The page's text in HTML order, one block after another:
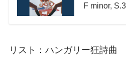
F minor,
リスト：ハンガリー狂詩